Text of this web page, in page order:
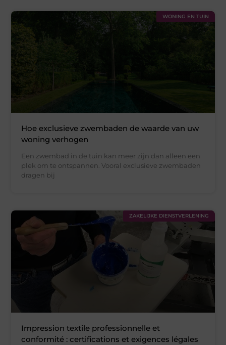
WONING EN TUIN
Hoe exclusieve zwembaden de waarde van uw
woning verhogen
Een zwembad in de tuin kan meer zijn dan alleen een
plek om te ontspannen. Vooral exclusieve zwembaden
dragen bij
ZAKELIJKE DIENSTVERLENING
Impression textile professionnelle et
conformité : certifications et exigences légales